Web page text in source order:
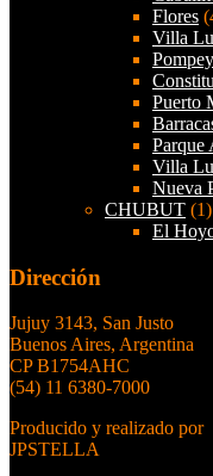
Flores
Villa
Puerto
Parque
Villa
Nueva
CHUBUT (1)
El
Dirección
Jujuy 3143, San Justo
Buenos Aires, Argentina
CP B1754AHC
(54) 11 6380-7000
Producido y realizado por
JPSTELLA